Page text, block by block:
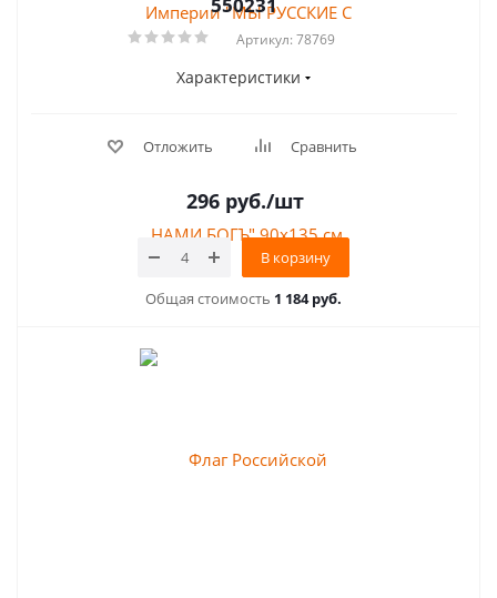
Артикул: 78769
Характеристики
Отложить Сравнить
296руб./шт
В корзину
Общая стоимость 1 184 руб.